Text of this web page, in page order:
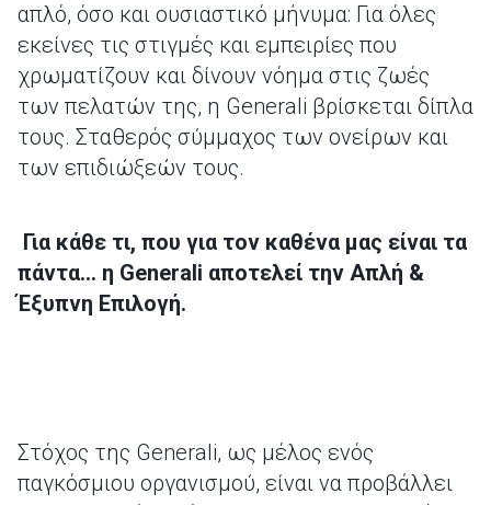
απλό, όσο και ουσιαστικό μήνυμα: Για όλες
εκείνες τις στιγμές και εμπειρίες που
χρωματίζουν και δίνουν νόημα στις ζωές
των πελατών της, η Generali βρίσκεται δίπλα
τους. Σταθερός σύμμαχος των ονείρων και
των επιδιώξεών τους.
Για κάθε τι, που για τον καθένα μας είναι τα
πάντα… η Generali αποτελεί την Απλή &
Έξυπνη Επιλογή.
Στόχος της Generali, ως μέλος ενός
παγκόσμιου οργανισμού, είναι να προβάλλει